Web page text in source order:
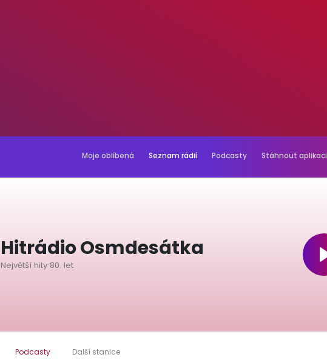
Moje oblíbená Seznam rádií Podcasty Stáhnout aplikaci
Hitrádio Osmdesátka
Největší hity 80. let
Podcasty Další stanice